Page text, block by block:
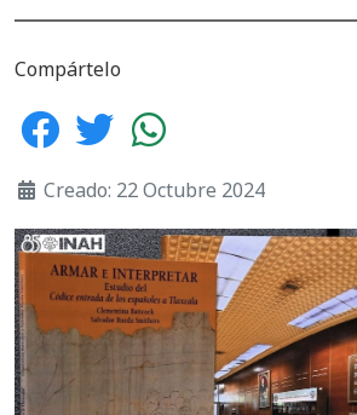
Compártelo
Creado: 22 Octubre 2024